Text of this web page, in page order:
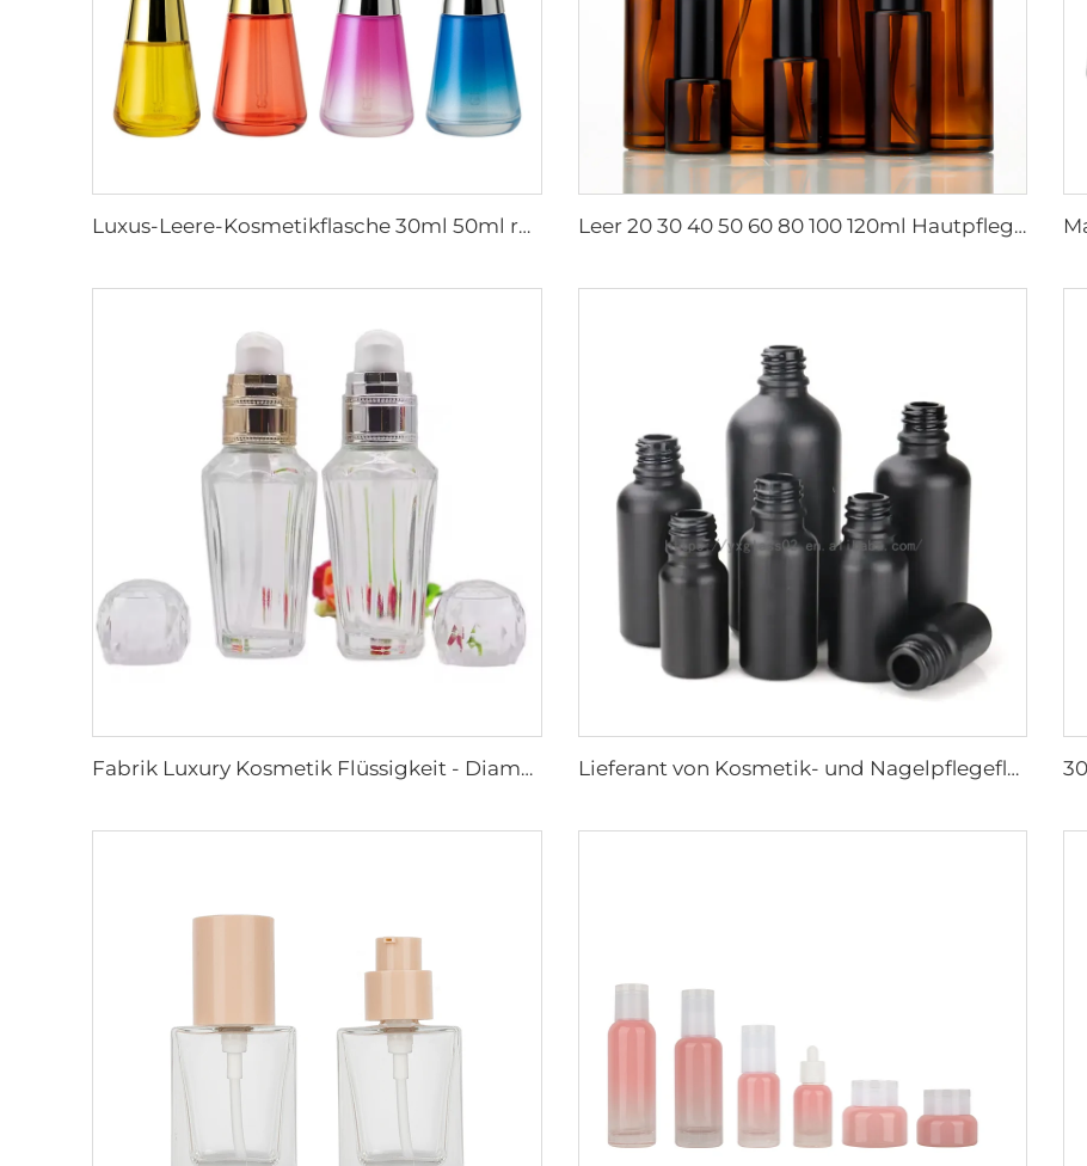
Luxus-Leere-Kosmetikflasche 30ml 50ml rechteckig farbenfroh für Gesichtsserum, Flasche aus Glas mit Tropfer für ätherische Öle Leer 20 30 40 50 60 80 100 120ml Hautpflege Glas Kosmetikpumpenspray Serum Toner Flasche
Fabrik Luxury Kosmetik Flüssigkeit - Diamantförmige Grundglasflasche Make-up Behälter mit Druckpumpe 30ml 50ml Lieferant von Kosmetik- und Nagelpflegeflaschen aus Glas für ätherische Öle/Serum, mattiert schwarz mit Bambus-Tropferdeckel 5ML 10ML 15ML 30ML 100ML 120ML